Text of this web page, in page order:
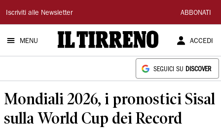
Il
Tirreno
Iscriviti alle Newsletter ABBONATI
MENU ACCEDI
SEGUICI SU DISCOVER
Mondiali 2026, i pronostici Sisal
sulla World Cup dei Record